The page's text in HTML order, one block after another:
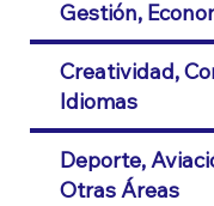
Gestión,
Creatividad,
Idiomas
Deporte,
Otras Áreas